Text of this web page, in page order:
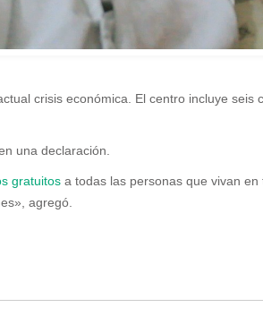
crisis económica. El centro incluye seis
una declaración.
gratuitos a todas las personas que vivan
agregó.